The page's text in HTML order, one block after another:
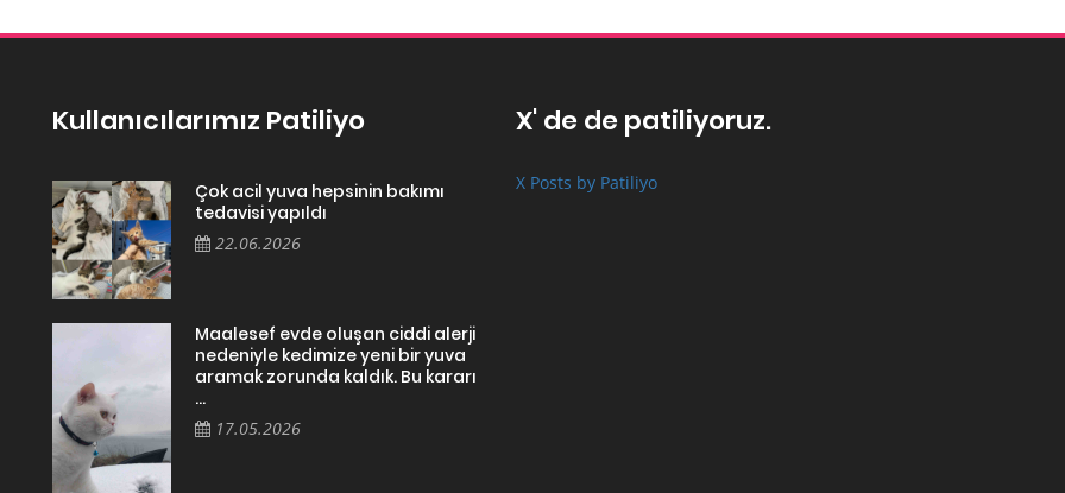
Kullanıcılarımız Patiliyo
Çok acil yuva hepsinin bakımı
tedavisi yapıldı
22.06.2026
Maalesef evde oluşan ciddi alerji
nedeniyle kedimize yeni bir yuva
aramak zorunda kaldık. Bu kararı
...
17.05.2026
X' de de patiliyoruz.
X Posts by Patiliyo